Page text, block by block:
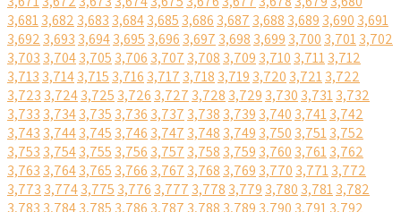
3,6813,682 3,683 3,6843,685 3,686 3,687 3,688 3,689 3,690 3,691
3,692 3,693 3,6943,695 3,696 3,697 3,698 3,699 3,700 3,7013,702
3,703 3,7043,705 3,706 3,707 3,708 3,709 3,710 3,7113,712
3,713 3,7143,715 3,716 3,717 3,718 3,719 3,720 3,7213,722
3,723 3,7243,725 3,726 3,727 3,728 3,729 3,730 3,7313,732
3,733 3,7343,735 3,736 3,737 3,738 3,739 3,740 3,7413,742
3,743 3,7443,745 3,746 3,747 3,748 3,749 3,750 3,7513,752
3,753 3,7543,755 3,756 3,757 3,758 3,759 3,760 3,7613,762
3,763 3,7643,765 3,766 3,767 3,768 3,769 3,770 3,7713,772
3,773 3,7743,775 3,776 3,777 3,778 3,779 3,780 3,7813,782